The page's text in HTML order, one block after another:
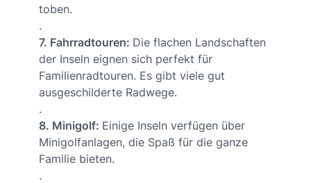
toben.
.
7. Fahrradtouren: Die flachen Landschaften
der Inseln eignen sich perfekt für
Familienradtouren. Es gibt viele gut
ausgeschilderte Radwege.
.
8. Minigolf: Einige Inseln verfügen über
Minigolfanlagen, die Spaß für die ganze
Familie bieten.
.